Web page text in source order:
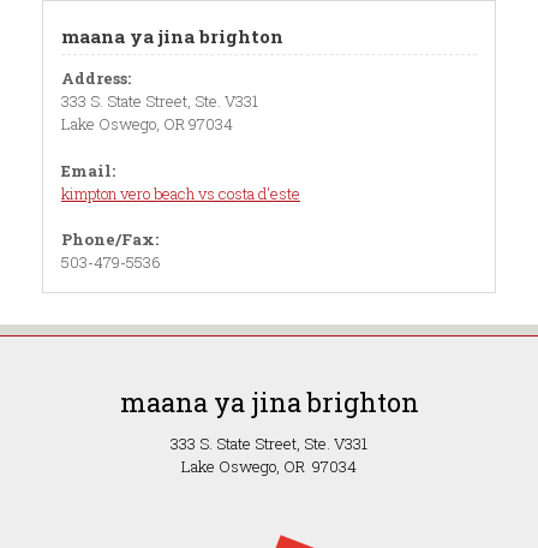
maana ya jina brighton
Address:
333 S. State Street, Ste. V331
Lake Oswego, OR 97034
Email:
kimpton vero beach vs costa d'este
Phone/Fax:
503-479-5536
maana ya jina brighton
333 S. State Street, Ste. V331
Lake Oswego, OR 97034